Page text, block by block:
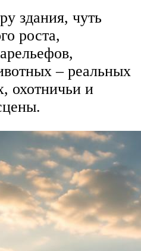
здания, чуть
роста,
– реальных
охотничьи и